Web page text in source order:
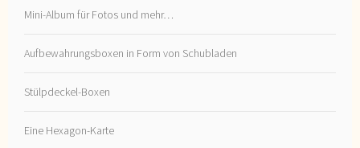
Mini-Album für Fotos und mehr…
Aufbewahrungsboxen in Form von Schubladen
Stülpdeckel-Boxen
Eine Hexagon-Karte